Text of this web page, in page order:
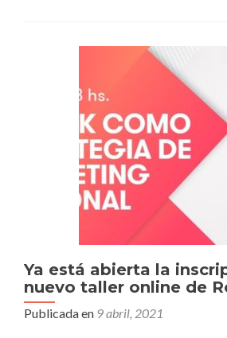
Ya está abierta la
nuevo taller online de
Publicada en 9 abril, 2021